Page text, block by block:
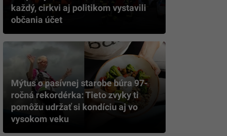
každý, cirkvi aj politikom vystavili
občania účet
Mýtus o pasívnej starobe búra 97-
ročná rekordérka: Tieto zvyky ti
pomôžu udržať si kondíciu aj vo
vysokom veku